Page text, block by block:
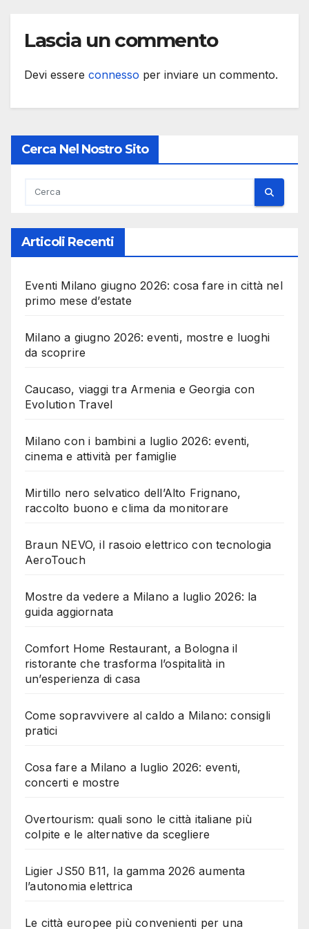
Lascia un commento
Devi essere connesso per inviare un commento.
Cerca Nel Nostro Sito
Articoli Recenti
Eventi Milano giugno 2026: cosa fare in città nel
primo mese d’estate
Milano a giugno 2026: eventi, mostre e luoghi
da scoprire
Caucaso, viaggi tra Armenia e Georgia con
Evolution Travel
Milano con i bambini a luglio 2026: eventi,
cinema e attività per famiglie
Mirtillo nero selvatico dell’Alto Frignano,
raccolto buono e clima da monitorare
Braun NEVO, il rasoio elettrico con tecnologia
AeroTouch
Mostre da vedere a Milano a luglio 2026: la
guida aggiornata
Comfort Home Restaurant, a Bologna il
ristorante che trasforma l’ospitalità in
un’esperienza di casa
Come sopravvivere al caldo a Milano: consigli
pratici
Cosa fare a Milano a luglio 2026: eventi,
concerti e mostre
Overtourism: quali sono le città italiane più
colpite e le alternative da scegliere
Ligier JS50 B11, la gamma 2026 aumenta
l’autonomia elettrica
Le città europee più convenienti per una